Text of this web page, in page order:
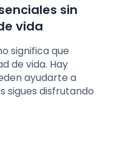
sin
vida
significa que
de vida. Hay
ayudarte a
sigues disfrutando